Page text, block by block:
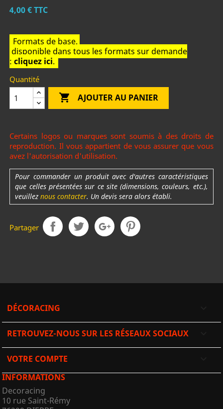
4,00 €TTC
Formats de base.
disponible dans tous les formats sur demande
:cliquez ici.
Quantité
 AJOUTER AU PANIER
Certains logos ou marques sont soumis à des droits de
reproduction. Il vous appartient de vous assurer que vous
avez l'autorisation d'utilisation.
Pour commander un produit avec d'autres caractéristiques
que celles présentées sur ce site (dimensions, couleurs, etc.),
veuilleznous contacter. Un devis sera alors établi.
Partager
DÉCORACING
RETROUVEZ-NOUS SUR LES RÉSEAUX SOCIAUX
VOTRE COMPTE
INFORMATIONS
Decoracing
10 rue Saint-Rémy